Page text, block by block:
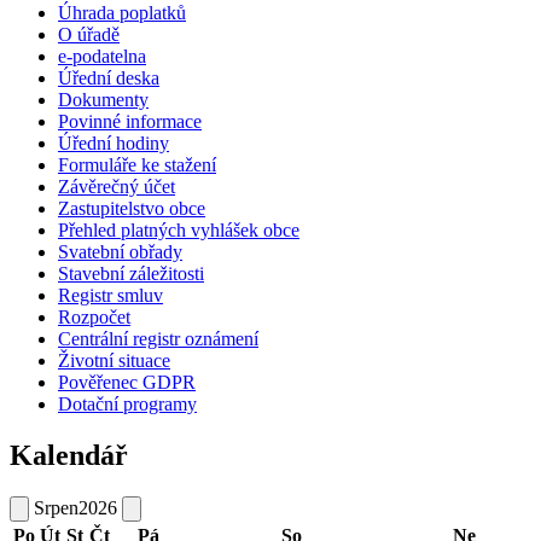
Úhrada poplatků
O úřadě
e-podatelna
Úřední deska
Dokumenty
Povinné informace
Úřední hodiny
Formuláře ke stažení
Závěrečný účet
Zastupitelstvo obce
Přehled platných vyhlášek obce
Svatební obřady
Stavební záležitosti
Registr smluv
Rozpočet
Centrální registr oznámení
Životní situace
Pověřenec GDPR
Dotační programy
Kalendář
Srpen2026
Po Út St Čt Pá So Ne